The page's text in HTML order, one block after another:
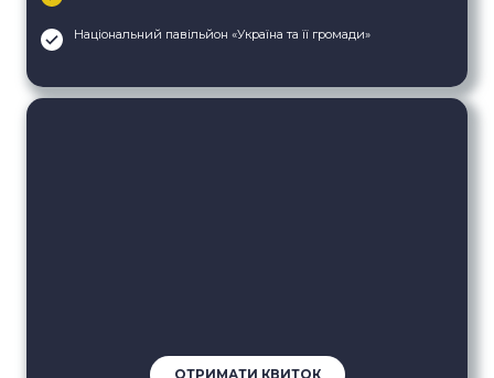
Національний павільйон «Україна та її громади»
ОТРИМАТИ КВИТОК